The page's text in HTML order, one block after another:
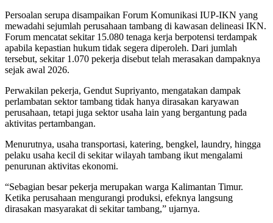
Persoalan serupa disampaikan Forum Komunikasi IUP-IKN yang
mewadahi sejumlah perusahaan tambang di kawasan delineasi IKN.
Forum mencatat sekitar 15.080 tenaga kerja berpotensi terdampak
apabila kepastian hukum tidak segera diperoleh. Dari jumlah
tersebut, sekitar 1.070 pekerja disebut telah merasakan dampaknya
sejak awal 2026.
Perwakilan pekerja, Gendut Supriyanto, mengatakan dampak
perlambatan sektor tambang tidak hanya dirasakan karyawan
perusahaan, tetapi juga sektor usaha lain yang bergantung pada
aktivitas pertambangan.
Menurutnya, usaha transportasi, katering, bengkel, laundry, hingga
pelaku usaha kecil di sekitar wilayah tambang ikut mengalami
penurunan aktivitas ekonomi.
“Sebagian besar pekerja merupakan warga Kalimantan Timur.
Ketika perusahaan mengurangi produksi, efeknya langsung
dirasakan masyarakat di sekitar tambang,” ujarnya.